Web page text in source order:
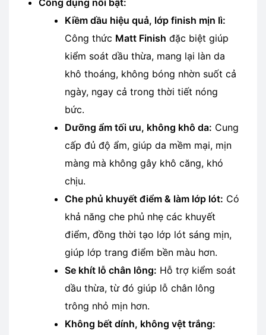
Kiềm dầu hiệu quả, lớp finish mịn lì:
Công thức Matt Finish đặc biệt giúp
kiểm soát dầu thừa, mang lại làn da
khô thoáng, không bóng nhờn suốt cả
ngày, ngay cả trong thời tiết nóng
bức.
Dưỡng ẩm tối ưu, không khô da: Cung
cấp đủ độ ẩm, giúp da mềm mại, mịn
màng mà không gây khô căng, khó
chịu.
Che phủ khuyết điểm & làm lớp lót: Có
khả năng che phủ nhẹ các khuyết
điểm, đồng thời tạo lớp lót sáng mịn,
giúp lớp trang điểm bền màu hơn.
Se khít lỗ chân lông: Hỗ trợ kiểm soát
dầu thừa, từ đó giúp lỗ chân lông
trông nhỏ mịn hơn.
Không bết dính, không vệt trắng: